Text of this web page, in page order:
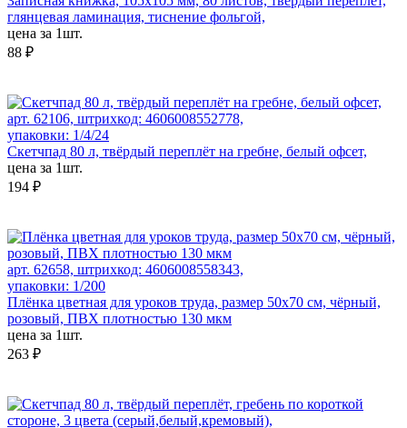
глянцевая ламинация, тиснение фольгой,
цена за 1шт.
88 ₽
арт. 62106, штрихкод: 4606008552778,
упаковки: 1/4/24
Скетчпад 80 л, твёрдый переплёт на гребне, белый офсет,
цена за 1шт.
194 ₽
арт. 62658, штрихкод: 4606008558343,
упаковки: 1/200
Плёнка цветная для уроков труда, размер 50х70 см, чёрный,
розовый, ПВХ плотностью 130 мкм
цена за 1шт.
263 ₽